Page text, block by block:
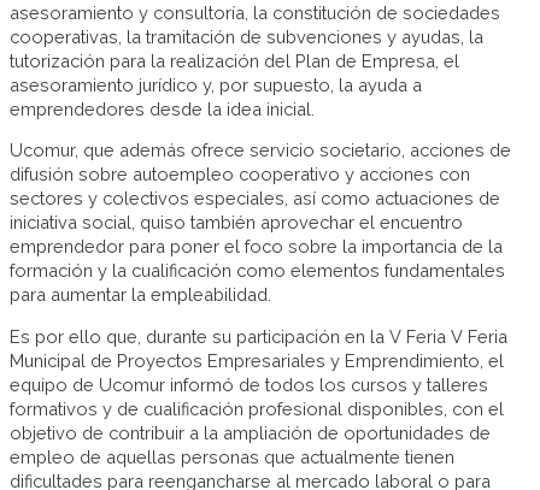
asesoramiento y consultoría, la constitución de sociedades
cooperativas, la tramitación de subvenciones y ayudas, la
tutorización para la realización del Plan de Empresa, el
asesoramiento jurídico y, por supuesto, la ayuda a
emprendedores desde la idea inicial.
Ucomur, que además ofrece servicio societario, acciones de
difusión sobre autoempleo cooperativo y acciones con
sectores y colectivos especiales, así como actuaciones de
iniciativa social, quiso también aprovechar el encuentro
emprendedor para poner el foco sobre la importancia de la
formación y la cualificación como elementos fundamentales
para aumentar la empleabilidad.
Es por ello que, durante su participación en la V Feria V Feria
Municipal de Proyectos Empresariales y Emprendimiento, el
equipo de Ucomur informó de todos los cursos y talleres
formativos y de cualificación profesional disponibles, con el
objetivo de contribuir a la ampliación de oportunidades de
empleo de aquellas personas que actualmente tienen
dificultades para reengancharse al mercado laboral o para